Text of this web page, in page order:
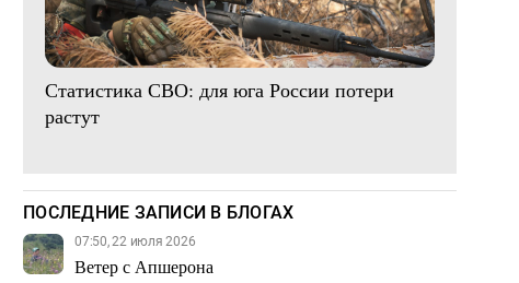
Статистика СВО: для юга России потери
растут
ПОСЛЕДНИЕ ЗАПИСИ В БЛОГАХ
07:50, 22 июля 2026
Ветер с Апшерона